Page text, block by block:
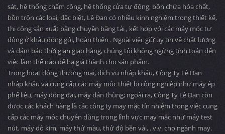
sát, hệ thống chấm công, hệ thống cửa tự động, bồn chứa hóa chất,
bồn trộn các loại, đặc biệt, Lê Đan có nhiều kinh nghiệm trong thiết kế,
thi công sản xuất băng chuyền băng tải , kết hợp với các máy móc tự
động ở khâu đóng gói, hoàn thiện . Ngoài việc giữ uy tín về chất lượng
và đảm bảo thời gian giao hàng, chúng tôi không ngừng tính toán đến
việc làm thế nào để hạ giá thành cho sản phẩm.
Trong hoạt động thương mại, dịch vụ nhập khẩu, Công Ty Lê Đan
nhập khẩu và cung cấp các máy móc thiết bị công nghiệp như máy ép
phế liệu, máy đóng đai, máy dán thùng; ngoài ra, Công Ty Lê Đan còn
được các khách hàng là các công ty may mặc tín nhiệm trong việc cung
cấp các máy móc chuyên dùng trong lĩnh vực may mặc như máy test
nút, máy dò kim, máy thử màu, thử độ bền vải, ..v.v. cho ngành may.